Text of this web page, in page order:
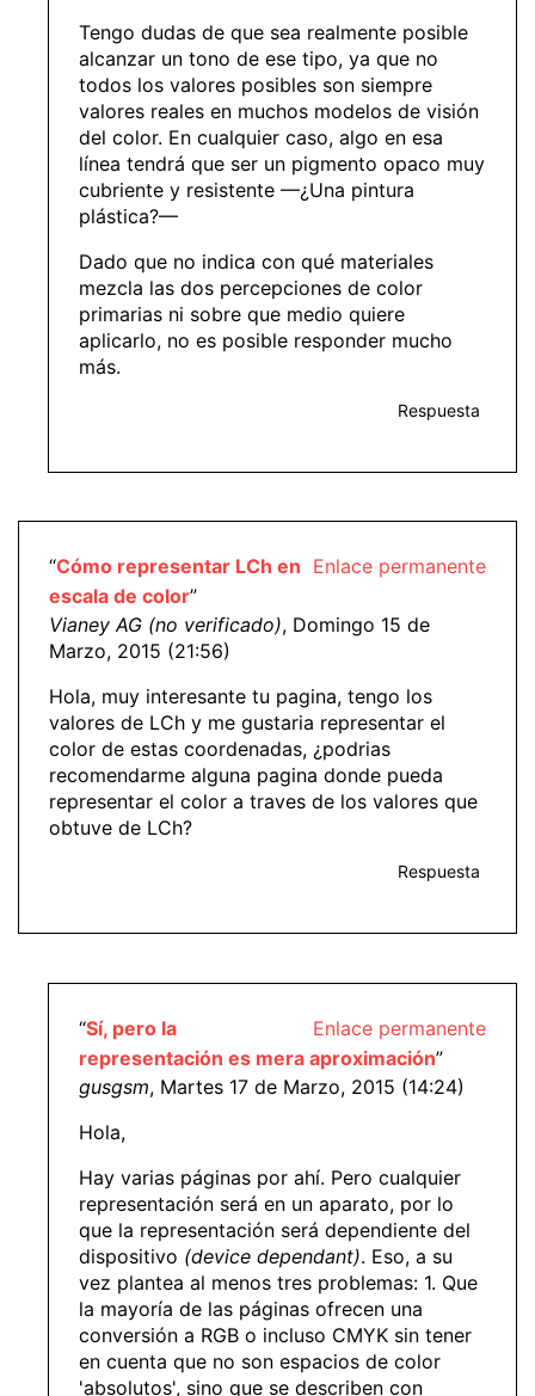
Tengo dudas de que sea realmente posible
alcanzar un tono de ese tipo, ya que no
todos los valores posibles son siempre
valores reales en muchos modelos de visión
del color. En cualquier caso, algo en esa
línea tendrá que ser un pigmento opaco muy
cubriente y resistente —¿Una pintura
plástica?—
Dado que no indica con qué materiales
mezcla las dos percepciones de color
primarias ni sobre que medio quiere
aplicarlo, no es posible responder mucho
más.
Respuesta
Enlace permanente
“Cómo representar LCh en
escala de color”
Vianey AG (no verificado), Domingo 15 de
Marzo, 2015 (21:56)
Hola, muy interesante tu pagina, tengo los
valores de LCh y me gustaria representar el
color de estas coordenadas, ¿podrias
recomendarme alguna pagina donde pueda
representar el color a traves de los valores que
obtuve de LCh?
Respuesta
Enlace permanente
“Sí, pero la
representación es mera aproximación”
gusgsm, Martes 17 de Marzo, 2015 (14:24)
Hola,
Hay varias páginas por ahí. Pero cualquier
representación será en un aparato, por lo
que la representación será dependiente del
dispositivo (device dependant). Eso, a su
vez plantea al menos tres problemas: 1. Que
la mayoría de las páginas ofrecen una
conversión a RGB o incluso CMYK sin tener
en cuenta que no son espacios de color
'absolutos', sino que se describen con